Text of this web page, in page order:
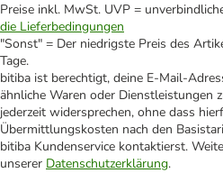
Preise inkl. MwSt. UVP =
die Lieferbedingungen
"Sonst" = Der niedrigste Preis des
Tage.
bitiba ist berechtigt, deine E-Mail-
ähnliche Waren oder Dienstleistungen
jederzeit widersprechen, ohne dass
Übermittlungskosten nach den
bitiba Kundenservice kontaktierst.
unserer Datenschutzerklärung.